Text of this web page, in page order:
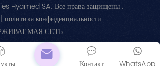
Hyamed SA. Все права защищены .
| политика конфиденциальности
СЕТЬ